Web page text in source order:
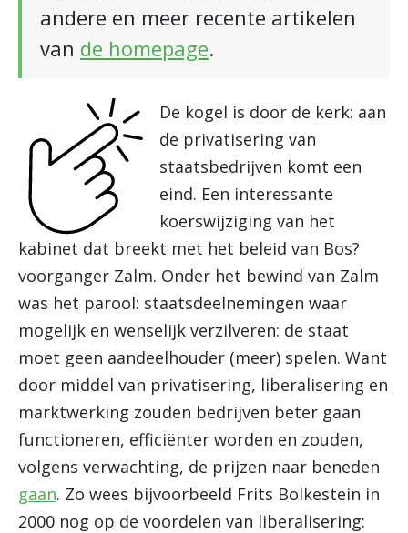
andere en meer recente artikelen
van de homepage.
De kogel is door de kerk: aan
de privatisering van
staatsbedrijven komt een
eind. Een interessante
koerswijziging van het
kabinet dat breekt met het beleid van Bos?
voorganger Zalm. Onder het bewind van Zalm
was het parool: staatsdeelnemingen waar
mogelijk en wenselijk verzilveren: de staat
moet geen aandeelhouder (meer) spelen. Want
door middel van privatisering, liberalisering en
marktwerking zouden bedrijven beter gaan
functioneren, efficiënter worden en zouden,
volgens verwachting, de prijzen naar beneden
gaan. Zo wees bijvoorbeeld Frits Bolkestein in
2000 nog op de voordelen van liberalisering: